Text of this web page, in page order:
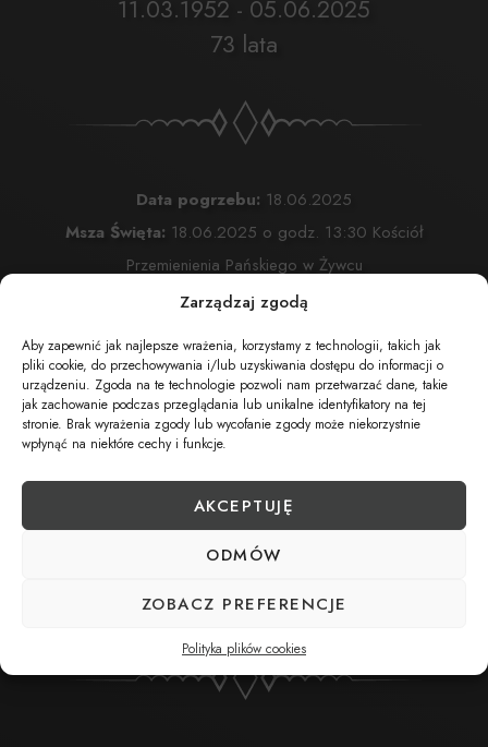
Zarządzaj zgodą
Aby zapewnić jak najlepsze wrażenia, korzystamy z technologii, takich jak
pliki cookie, do przechowywania i/lub uzyskiwania dostępu do informacji o
urządzeniu. Zgoda na te technologie pozwoli nam przetwarzać dane, takie
jak zachowanie podczas przeglądania lub unikalne identyfikatory na tej
stronie. Brak wyrażenia zgody lub wycofanie zgody może niekorzystnie
wpłynąć na niektóre cechy i funkcje.
AKCEPTUJĘ
ODMÓW
ZOBACZ PREFERENCJE
Polityka plików cookies
11.03.1952 - 05.06.2025
73 lata
Data pogrzebu: 18.06.2025
Msza Święta: 18.06.2025 o godz. 13:30 Kościół
Przemienienia Pańskiego w Żywcu
Żywiec, ul. Komonieckiego 26
Cmentarz:Cmentarz Przemienienia Pańskiego w Żywcu
Żywiec, ul. Komonieckiego 26
POBIERZ POWIADOMIENIE SMS